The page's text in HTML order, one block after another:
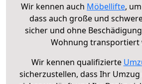
Wir kennen auch Möbellifte,
dass auch große und
sicher und ohne
Wohnung transportiert
Wir kennen qualifizierte
sicherzustellen, dass Ihr